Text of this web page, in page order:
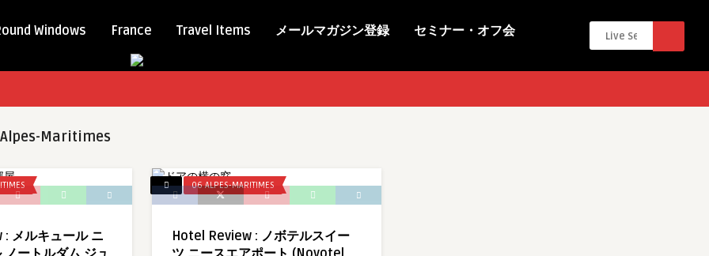
Windows France Travel Items メールマガジン登録 セミナー・オフ会
Maritimes
メルキュール ニ
06 ALPES-MARITIMES
Hotel Review : ノボテルスイー